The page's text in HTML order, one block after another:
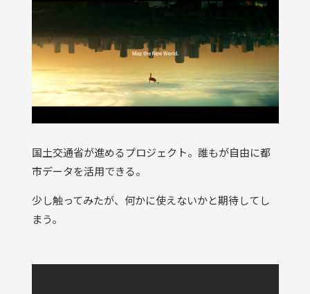
国土交通省が進めるプロジェクト。誰もが自由に都
市データを活用できる。
少し触ってみたが、何かに使えないかと期待してし
まう。